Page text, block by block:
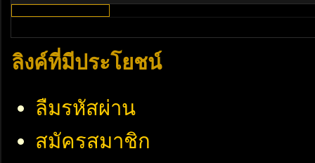
ลิงค์ที่มีประโยชน์
ลืมรหัสผ่าน
สมัครสมาชิก